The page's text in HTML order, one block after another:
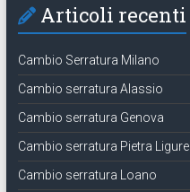
Articoli recenti
Cambio Serratura Milano
Cambio serratura Alassio
Cambio serratura Genova
Cambio serratura Pietra Ligure
Cambio serratura Loano